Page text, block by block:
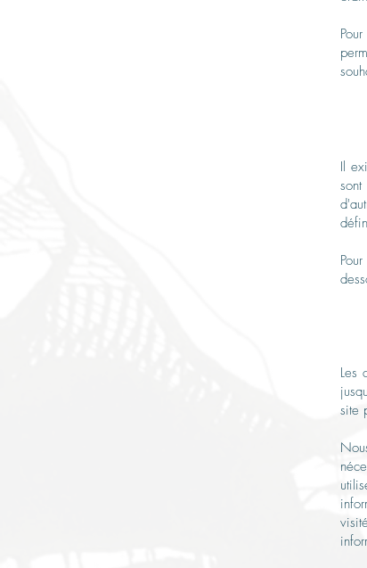
Il
Les
site